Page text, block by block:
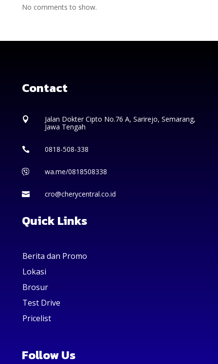
No comments to show.
Contact

Jalan Dokter Cipto No.76 A, Sarirejo, Semarang,
Jawa Tengah
 0818-508-338
 wa.me/0818508338
 cro@cherycentral.co.id
Quick Links
Berita dan Promo
Lokasi
Brosur
Test Drive
Pricelist
Follow Us